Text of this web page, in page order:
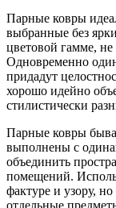
Парные ковры
выбранные без
цветовой гамме,
Одновременно
придадут
хорошо идейно
стилистически
Парные ковры
выполнены с
объединить
помещений.
фактуре и узору,
отдельные